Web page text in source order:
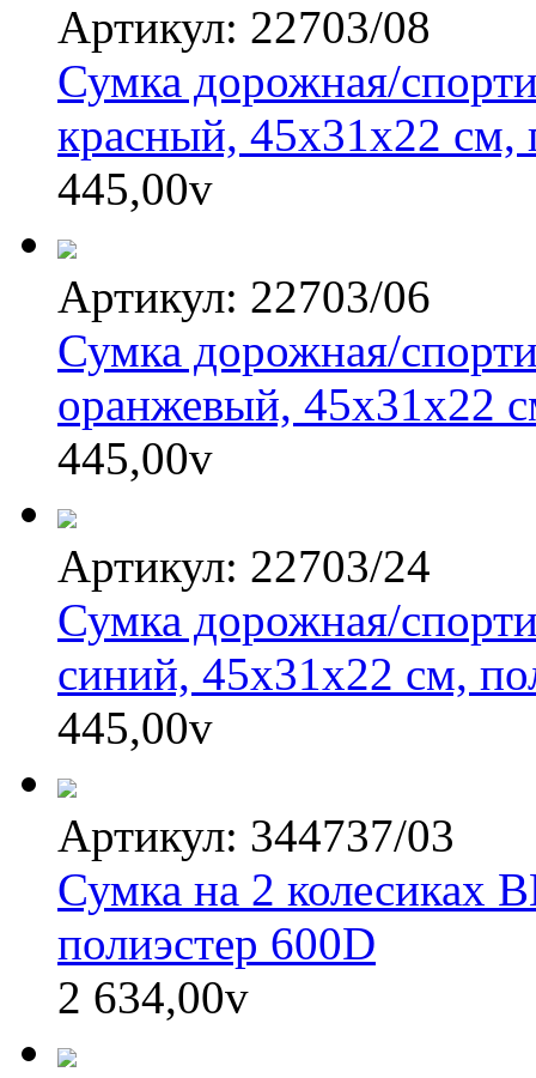
Артикул: 22703/08
Сумка дорожная/
красный, 45х31х22 см,
445,00v
Артикул: 22703/06
Сумка дорожная/
оранжевый, 45х31х22
445,00v
Артикул: 22703/24
Сумка дорожная/
синий, 45х31х22 см,
445,00v
Артикул: 344737/03
Сумка на 2 колесиках
полиэстер 600D
2 634,00v